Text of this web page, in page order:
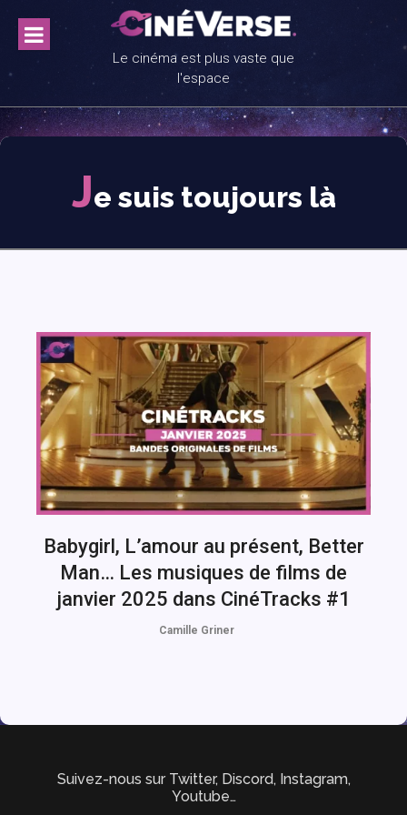
content
Le cinéma est plus vaste que
l'espace
Je suis toujours là
Babygirl, L’amour au présent, Better
Man… Les musiques de films de
janvier 2025 dans CinéTracks #1
Camille Griner
Suivez-nous sur Twitter, Discord, Instagram,
Youtube…